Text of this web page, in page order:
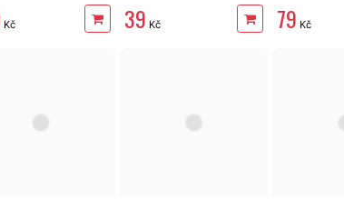
Kč 39 Kč 79 Kč